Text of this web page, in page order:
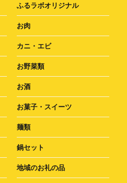
ふるラボオリジナル
お肉
カニ・エビ
お野菜類
お酒
お菓子・スイーツ
麺類
鍋セット
地域のお礼の品